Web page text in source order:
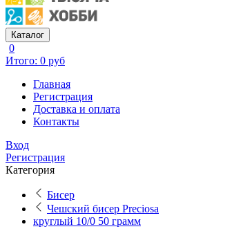
Каталог
0
Итого: 0 руб
Главная
Регистрация
Доставка и оплата
Контакты
Вход
Регистрация
Категория
Бисер
Чешский бисер Preciosa
круглый 10/0 50 грамм